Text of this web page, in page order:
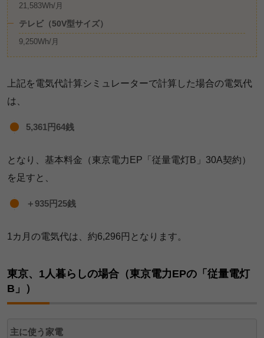
21,583Wh/月
テレビ（50V型サイズ）
9,250Wh/月
上記を電気代計算シミュレーターで計算した場合の電気代
は、
5,361円64銭
となり、基本料金（東京電力EP「従量電灯B」30A契約）
を足すと、
＋935円25銭
1カ月の電気代は、約6,296円となります。
東京、1人暮らしの場合（東京電力EPの「従量電灯
B」）
主に使う家電